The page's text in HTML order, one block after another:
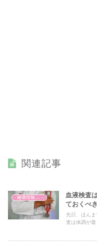
関連記事
健康情報の読み解き・考え方
血液検査
ておくべ
先日、ほん
査は体調が最